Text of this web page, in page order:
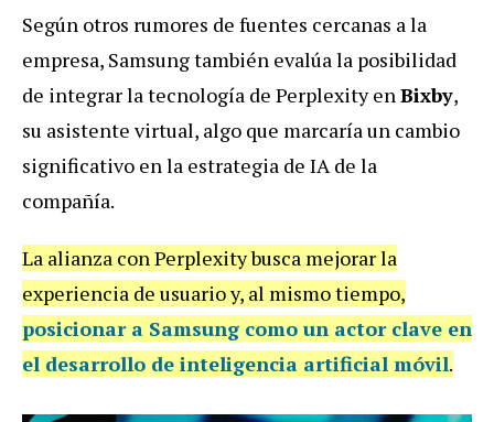
Según otros rumores de fuentes cercanas a la
empresa, Samsung también evalúa la posibilidad
de integrar la tecnología de Perplexity enBixby,
su asistente virtual, algo que marcaría un cambio
significativo en la estrategia de IA de la
compañía.
La alianza con Perplexity busca mejorar la
experiencia de usuario y, al mismo tiempo,
posicionar a Samsung como un actor clave en
el desarrollo de inteligencia artificial móvil.